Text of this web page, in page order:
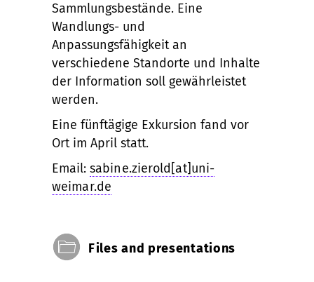
Sammlungsbestände. Eine
Wandlungs- und
Anpassungsfähigkeit an
verschiedene Standorte und Inhalte
der Information soll gewährleistet
werden.
Eine fünftägige Exkursion fand vor
Ort im April statt.
Email: sabine.zierold[at]uni-
weimar.de
Files and presentations